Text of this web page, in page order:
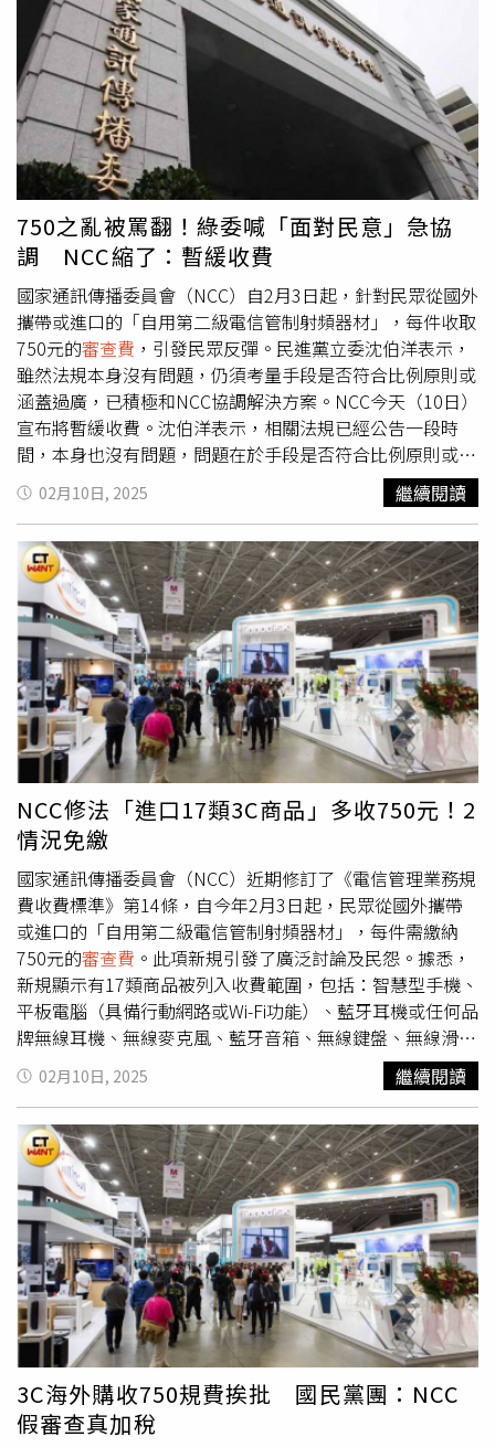
總是挑起仇恨對立，將超徵稅收發紅包，全民發現金，每人
萬元、小龍年過好年。他還說，去年立委賴士葆就有質詢財
政部，但財長當時說，超徵預估是4,000億，必須多多還
債，拒絕還錢於民，結果今年超徵數字又創歷史新高，比財
政部預估值更高出1,283億，近2年加起來將近超徵1兆，與
2022、2023年狀況幾乎相同，絕無道理，以前能夠「還錢
於民」現在就不必還了，要求政府立刻啟動「還錢於民
2.0」配套，因為經濟成果一定要與人民共享，把多收的稅
還給人民。
審查費
用，也能先通過進口審查。NCC強調，民眾於「公
共政策網路參與平臺」提案重新討論收費標準業已通過，該
會以謙卑態度面對各界最新意見，並即刻開啟檢討，基於相
關行政成本考量下，思考向使用者收費合理性及執行妥適
性。故為回應社會各界意見，將針對自用第二級電信管制射
頻器材輸入核准審查費 通盤檢討。消息曝光後，有網友在
PTT發文，指NCC稱「俟應收費數額確定後，再開立繳費單
依限繳納」，意思就是先審查，之後再收費，頂多是暫緩收
費，根本玩文字遊戲騙人，「最根本的問題是，規定還是沒
改，現在只是在那胡扯，反正隨他解釋，哪天他心情好想全
收也是可以，因為規定一樣在那」。話題引發討論，不少鄉
民直言「真的很會混淆視聽」、「等於你開一張空白支票讓
ncc自己填金額」、「暫緩收費，但是護航的會洗成暫緩實
施喔」、「注意！你剛剛簽了一張空白本票給NCC」、「差
點被騙，果然很會做圖卡的單位都知道怎麼樣玩文字遊
戲」、「之後金額隨便填」、「有夠恐怖的，一張沒有金額
的帳單，隨他填」。（圖／翻攝自PTT）
750之亂被罵翻！綠委喊「面對民意」急協
調 NCC縮了：暫緩收費
國家通訊傳播委員會（NCC）自2月3日起，針對民眾從國外
攜帶或進口的「自用第二級電信管制射頻器材」，每件收取
750元的審查費 ，引發民眾反彈。民進黨立委沈伯洋表示，
雖然法規本身沒有問題，仍須考量手段是否符合比例原則或
涵蓋過廣，已積極和NCC協調解決方案。NCC今天（10日）
宣布將暫緩收費。沈伯洋表示，相關法規已經公告一段時
間，本身也沒有問題，問題在於手段是否符合比例原則或涵
蓋過廣，加上人民未必會知道公告，且公告後的民意一樣是
民意，面對民意直接解決才是正途，「我認為，用新的分類
方式，或者排除一些3C認證商品，又或者鬆綁數量，應該
是可行的方向。」沈伯洋指出，經過自己和其他委員和NCC
討論，可能暫緩收費或分段收費（扣除原先收費架構中對系
統建置成本分攤費用約450元），又或者釜底抽薪，直接評
估10mW以下排除等，NCC也非常有意願調整，然而不管採
取什麼方案，最需要解決的就是開會問題，無奈NCC人事案
卡關，委員人數不足導致無法開會。沈伯洋提到，經過積極
協調，終於想到解決方案，「因為規費的收取和估算也有主
管機關，也就是說，可以先請主管機關先對這件事情做出決
議，而在還沒做出來之前，就可以先暫緩（但原本該管制的
還是要管制，所以還是會守護相關的安全，不用擔心）。這
個方案看起來可行，所以應該是可以解決各位的問題了！」
另一方面，NCC今天宣布，為回應最新民意，針對郵寄輸入
自用2部以下第二級電信管制射頻器材輸入核准審查費之收
費，並依比例原則等，就收費方式與收費對象、數額再進行
更周延估算，予以檢討調整。為因應調整需要，即日起依法
申報之此類射頻器材，將先通知申請輸入者有審查費用待
繳，本會則逕行審查，俟應收費數額確定後，再開立繳費單
依限繳納。簡言之，縱使尚未繳納審查費 用，也能先通過進
口審查。NCC強調，民眾於「公共政策網路參與平臺」提案
重新討論收費標準業已通過，該會以謙卑態度面對各界最新
意見，並即刻開啟檢討，基於相關行政成本考量下，思考向
使用者收費合理性及執行妥適性。故為回應社會各界意見，
將針對自用第二級電信管制射頻器材輸入核准審查費通盤檢
討。
02月10日, 2025 繼續閱讀
NCC修法「進口17類3C商品」多收750元！2
情況免繳
國家通訊傳播委員會（NCC）近期修訂了《電信管理業務規
費收費標準》第14條，自今年2月3日起，民眾從國外攜帶
或進口的「自用第二級電信管制射頻器材」，每件需繳納
750元的審查費 。此項新規引發了廣泛討論及民怨。據悉，
新規顯示有17類商品被列入收費範圍，包括：智慧型手機、
平板電腦（具備行動網路或Wi-Fi功能）、藍牙耳機或任何品
牌無線耳機、無線麥克風、藍牙音箱、無線鍵盤、無線滑
鼠、藍牙鍵盤滑鼠組、遊戲主機（如PlayStation 5、
Nintendo Switch）、VR設備（如PlayStation VR2、Meta
Quest 3）、無線遊戲手把、Wi-Fi分享器、無線路由器、行
動網路熱點分享器、 智慧家居設備：智慧燈泡、智慧插
座、智慧門鈴等、攝影監控設備：無線攝影機、智慧監視攝
影機等、RFID門禁卡、NFC讀取設備、GPS追蹤器。NCC對
此回應，指出有2種情況可免繳750元審查費：第一，透過
合法進口商或代理商購買的商品；第二，民眾出國自行購買
並攜帶入境，若數量在5部以內，也無需繳費。NCC進一步
解釋，過去僅針對海外郵寄3部以上的情況收取費用，但新
規調整後，無論數量多少，均需繳納審查費 。此政策主要目
的是加強對水貨的管理，反映實際行政成本，同時保障消費
者的權益。
02月10日, 2025 繼續閱讀
3C海外購收750規費挨批 國民黨團：NCC
假審查真加稅